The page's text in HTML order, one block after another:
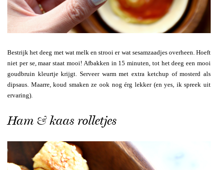
Bestrijk het deeg met wat melk en strooi er wat sesamzaadjes overheen. Hoeft
niet per se, maar staat mooi! Afbakken in 15 minuten, tot het deeg een mooi
goudbruin kleurtje krijgt. Serveer warm met extra ketchup of mosterd als
dipsaus. Maarre, koud smaken ze ook nog érg lekker (en yes, ik spreek uit
ervaring).
Ham & kaas rolletjes